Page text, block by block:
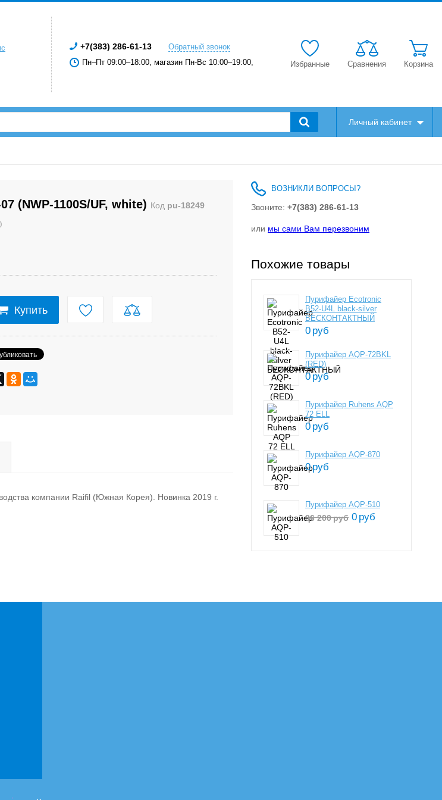
+7(383) 286-61-13
Обратный звонок
Пн–Пт 09:00–18:00, магазин Пн-Вс 10:00–19:00,
Избранные Сравнения Корзина
Личный кабинет
(NWP-1100S/UF, white) Код pu-18249
Купить
компании Raifil (Южная Корея). Новинка 2019 г.
ВОЗНИКЛИ ВОПРОСЫ?
Звоните: +7(383) 286-61-13
или мы сами Вам перезвоним
Похожие товары
Пурифайер Ecotronic
B52-U4L black-silver
БЕСКОНТАКТНЫЙ
0 руб
Пурифайер AQP-72BKL
(RED)
0руб
Пурифайер Ruhens AQP
72 ELL
0 руб
Пурифайер AQP-870
0руб
Пурифайер AQP-510
36 200руб 0 руб